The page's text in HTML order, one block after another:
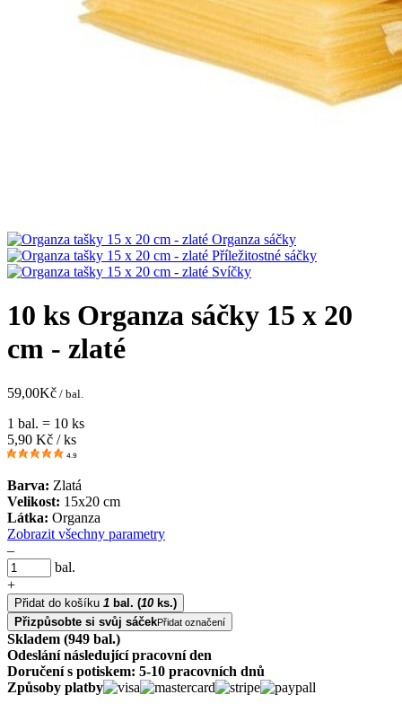
10 ks Organza sáčky 15 x 20
cm - zlaté
59,00Kč / bal.
1 bal. = 10 ks
5,90 Kč / ks
4.9
Barva: Zlatá
Velikost: 15x20 cm
Látka: Organza
Zobrazit všechny parametry
–
bal.
+
Přidat do košíku 1 bal. (10 ks.)
Přizpůsobte si svůj sáčekPřidat označení
Skladem (949 bal.)
Odeslání následující pracovní den
Doručení s potiskem: 5-10 pracovních dnů
Způsoby platby